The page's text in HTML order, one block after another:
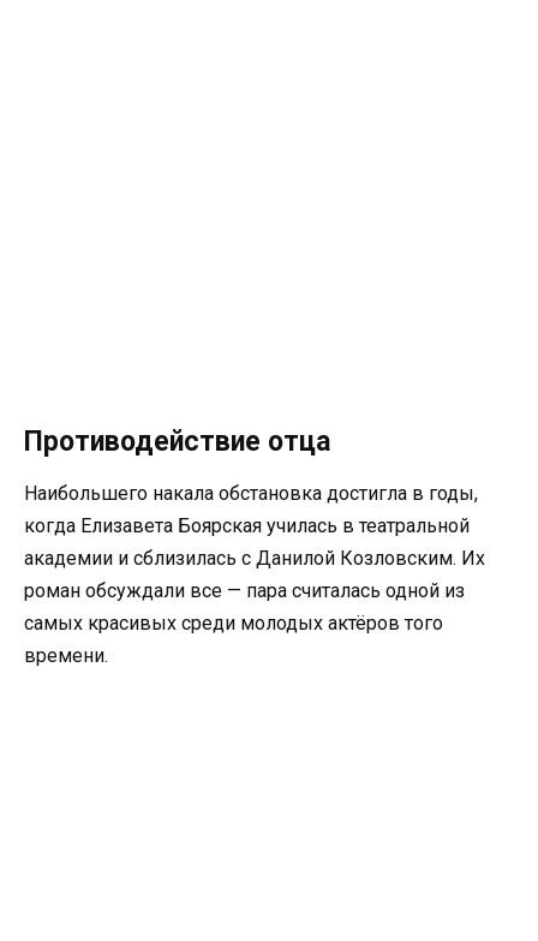
Противодействие отца
Наибольшего накала обстановка достигла в годы,
когда Елизавета Боярская училась в театральной
академии и сблизилась с Данилой Козловским. Их
роман обсуждали все — пара считалась одной из
самых красивых среди молодых актёров того
времени.